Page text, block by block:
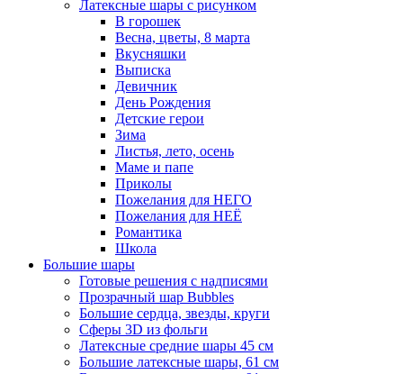
Латексные шары с рисунком
В горошек
Весна, цветы, 8 марта
Вкусняшки
Выписка
Девичник
День Рождения
Детские герои
Зима
Листья, лето, осень
Маме и папе
Приколы
Пожелания для НЕГО
Пожелания для НЕЁ
Романтика
Школа
Большие шары
Готовые решения с надписями
Прозрачный шар Bubbles
Большие сердца, звезды, круги
Сферы 3D из фольги
Латексные средние шары 45 см
Большие латексные шары, 61 см